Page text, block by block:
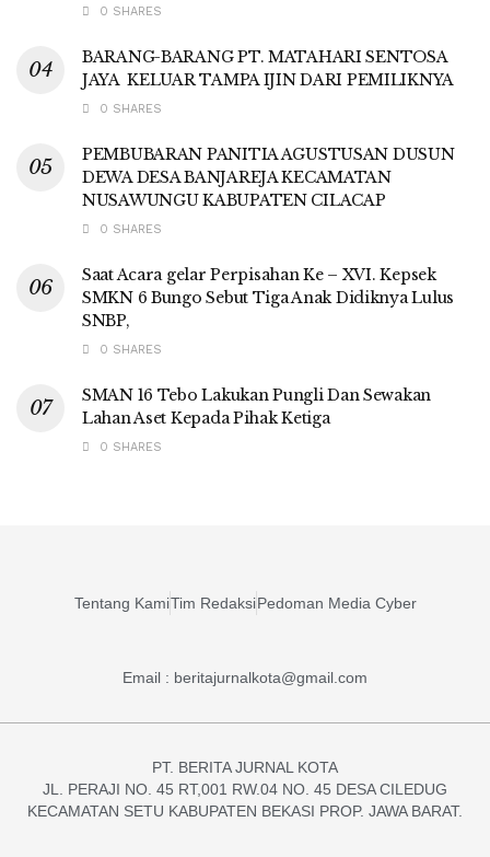
0 SHARES
BARANG-BARANG PT. MATAHARI SENTOSA
JAYA KELUAR TAMPA IJIN DARI PEMILIKNYA
0 SHARES
PEMBUBARAN PANITIA AGUSTUSAN DUSUN
DEWA DESA BANJAREJA KECAMATAN
NUSAWUNGU KABUPATEN CILACAP
0 SHARES
Saat Acara gelar Perpisahan Ke – XVI. Kepsek
SMKN 6 Bungo Sebut Tiga Anak Didiknya Lulus
SNBP,
0 SHARES
SMAN 16 Tebo Lakukan Pungli Dan Sewakan
Lahan Aset Kepada Pihak Ketiga
0 SHARES
Tentang KamiTim RedaksiPedoman Media Cyber
Email : beritajurnalkota@gmail.com
PT. BERITA JURNAL KOTA
JL. PERAJI NO. 45 RT,001 RW.04 NO. 45 DESA CILEDUG
KECAMATAN SETU KABUPATEN BEKASI PROP. JAWA BARAT.